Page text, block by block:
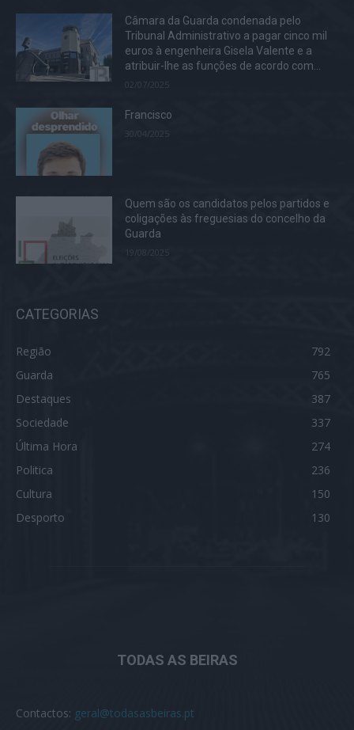
Câmara da Guarda condenada pelo
Tribunal Administrativo a pagar cinco mil
euros à engenheira Gisela Valente e a
atribuir-lhe as funções de acordo com...
02/07/2025
Francisco
30/04/2025
Quem são os candidatos pelos partidos e
coligações às freguesias do concelho da
Guarda
19/08/2025
CATEGORIAS
Região
792
Guarda
765
Destaques
387
Sociedade
337
Última Hora
274
Politica
236
Cultura
150
Desporto
130
TODAS AS BEIRAS
Contactos: geral@todasasbeiras.pt